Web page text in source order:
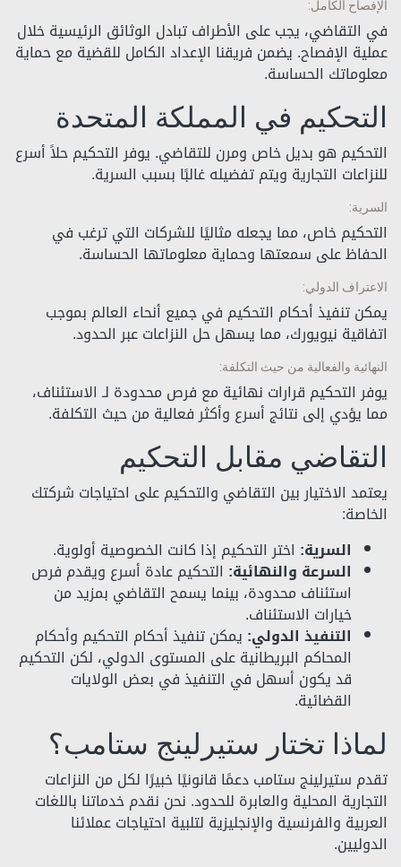
الإفصاح الكامل:
في التقاضي، يجب على الأطراف تبادل الوثائق الرئيسية خلال
عملية الإفصاح. يضمن فريقنا الإعداد الكامل للقضية مع حماية
معلوماتك الحساسة.
التحكيم في المملكة المتحدة
التحكيم هو بديل خاص ومرن للتقاضي. يوفر التحكيم حلاً أسرع
للنزاعات التجارية ويتم تفضيله غالبًا بسبب السرية.
السرية:
التحكيم خاص، مما يجعله مثاليًا للشركات التي ترغب في
الحفاظ على سمعتها وحماية معلوماتها الحساسة.
الاعتراف الدولي:
يمكن تنفيذ أحكام التحكيم في جميع أنحاء العالم بموجب
اتفاقية نيويورك، مما يسهل حل النزاعات عبر الحدود.
النهائية والفعالية من حيث التكلفة:
يوفر التحكيم قرارات نهائية مع فرص محدودة لـ الاستئناف،
مما يؤدي إلى نتائج أسرع وأكثر فعالية من حيث التكلفة.
التقاضي مقابل التحكيم
يعتمد الاختيار بين التقاضي والتحكيم على احتياجات شركتك
الخاصة:
السرية: اختر التحكيم إذا كانت الخصوصية أولوية.
السرعة والنهائية: التحكيم عادة أسرع ويقدم فرص
استئناف محدودة، بينما يسمح التقاضي بمزيد من
خيارات الاستئناف.
التنفيذ الدولي: يمكن تنفيذ أحكام التحكيم وأحكام
المحاكم البريطانية على المستوى الدولي، لكن التحكيم
قد يكون أسهل في التنفيذ في بعض الولايات
القضائية.
لماذا تختار ستيرلينج ستامب؟
تقدم ستيرلينج ستامب دعمًا قانونيًا خبيرًا لكل من النزاعات
التجارية المحلية والعابرة للحدود. نحن نقدم خدماتنا باللغات
العربية والفرنسية والإنجليزية لتلبية احتياجات عملائنا
الدوليين.